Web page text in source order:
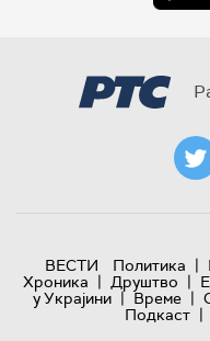
ВЕСТИ Политика |
Хроника | Друштво |
у Украјини | Време |
Подкаст |